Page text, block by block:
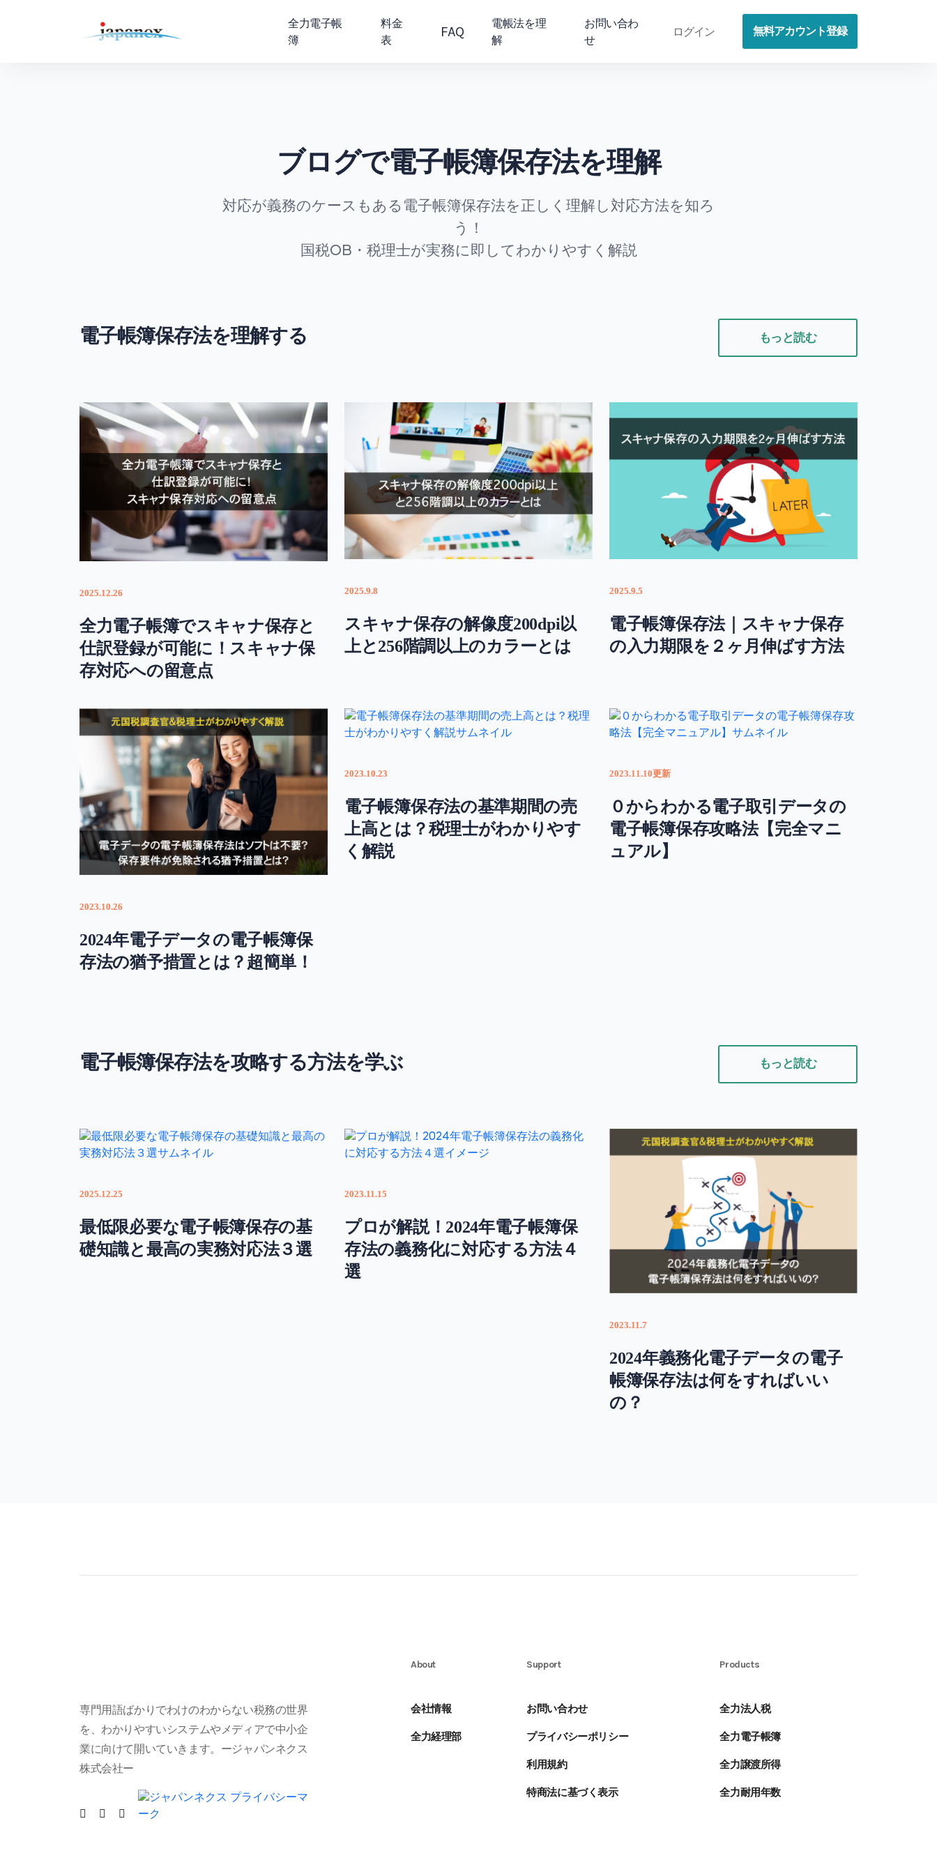
全力電子帳
簿
料金
表
FAQ
電帳法を理
解
お問い合わ
せ
ログイン 無料アカウント登録
ブログで電子帳簿保存法を理解
対応が義務のケースもある電子帳簿保存法を正しく理解し対応方法を知ろ
う！
国税OB・税理士が実務に即してわかりやすく解説
電子帳簿保存法を理解する もっと読む
2025.12.26
全力電子帳簿でスキャナ保存と
仕訳登録が可能に！スキャナ保
存対応への留意点
2025.9.8
スキャナ保存の解像度200dpi以
上と256階調以上のカラーとは
2025.9.5
電子帳簿保存法｜スキャナ保存
の入力期限を２ヶ月伸ばす方法
2023.10.26
2024年電子データの電子帳簿保
存法の猶予措置とは？超簡単！
2023.10.23
電子帳簿保存法の基準期間の売
上高とは？税理士がわかりやす
く解説
2023.11.10更新
０からわかる電子取引データの
電子帳簿保存攻略法【完全マニ
ュアル】
電子帳簿保存法を攻略する方法を学ぶ もっと読む
2025.12.25
最低限必要な電子帳簿保存の基
礎知識と最高の実務対応法３選
2023.11.15
プロが解説！2024年電子帳簿保
存法の義務化に対応する方法４
選
2023.11.7
2024年義務化電子データの電子
帳簿保存法は何をすればいい
の？
専門用語ばかりでわけのわからない税務の世界
を、わかりやすいシステムやメディアで中小企
業に向けて開いていきます。ージャパンネクス
株式会社ー
About
会社情報
全力経理部
Support
お問い合わせ
プライバシーポリシー
利用規約
特商法に基づく表示
Products
全力法人税
全力電子帳簿
全力譲渡所得
全力耐用年数